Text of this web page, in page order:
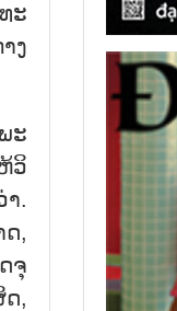
ະ​
ງ​
ະ​
ວິ​
.
,
ຈຸ​
ດ,